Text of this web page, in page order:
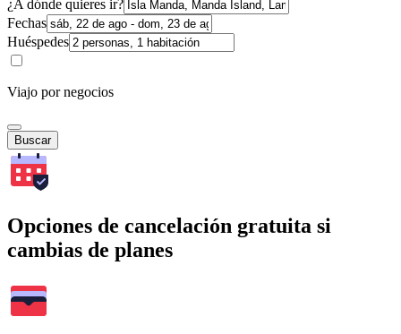
¿A dónde quieres ir?
Fechas
Huéspedes
Viajo por negocios
Buscar
Opciones de cancelación gratuita si
cambias de planes